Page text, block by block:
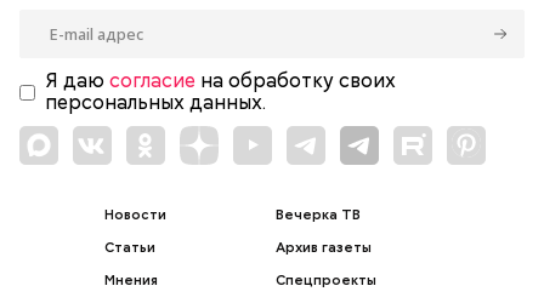
Я даю согласие на обработку своих
персональных данных.
Новости
Статьи
Мнения
Вечерка ТВ
Архив газеты
Спецпроекты